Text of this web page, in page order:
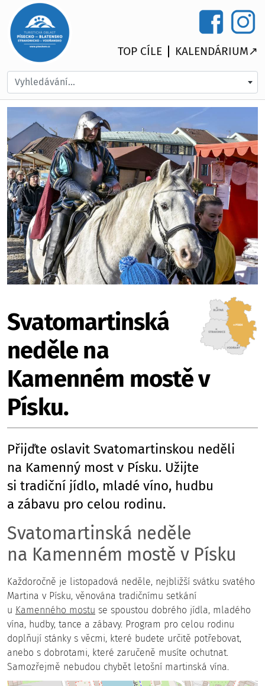
Vyhledávání...
TOP CÍLE KALENDÁRIUM↗
Svatomartinská
neděle na
Kamenném mostě v
Písku.
Přijďte oslavit Svatomartinskou neděli
na Kamenný most v Písku. Užijte
si tradiční jídlo, mladé víno, hudbu
a zábavu pro celou rodinu.
Svatomartinská neděle
na Kamenném mostě v Písku
Každoročně je listopadová neděle, nejbližší svátku svatého
Martina v Písku, věnována tradičnímu setkání
u Kamenného mostu se spoustou dobrého jídla, mladého
vína, hudby, tance a zábavy. Program pro celou rodinu
doplňují stánky s věcmi, které budete určitě potřebovat,
anebo s dobrotami, které zaručeně musíte ochutnat.
Samozřejmě nebudou chybět letošní martinská vína.